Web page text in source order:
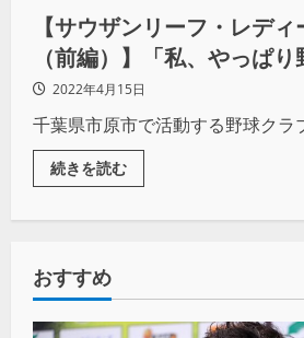
【サウザンリーフ・レデ
（前編）】「私、やっぱ
い」2022年4月15日
千葉県市原市で活動する野球クラ
続きを読む
おすすめ